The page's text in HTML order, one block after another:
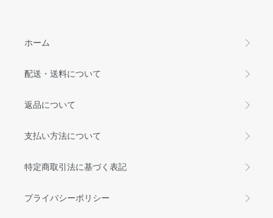
ホーム
配送・送料について
返品について
支払い方法について
特定商取引法に基づく表記
プライバシーポリシー